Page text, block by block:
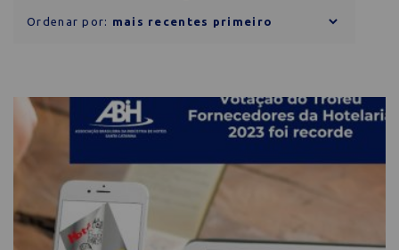
Ordenar por: